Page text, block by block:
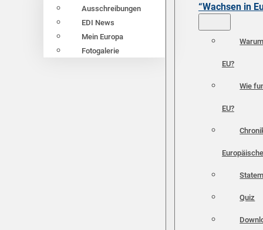
Ausschreibungen
EDI News
Mein Europa
Fotogalerie
“Wachsen in
EU?
Wie
EU?
Quiz